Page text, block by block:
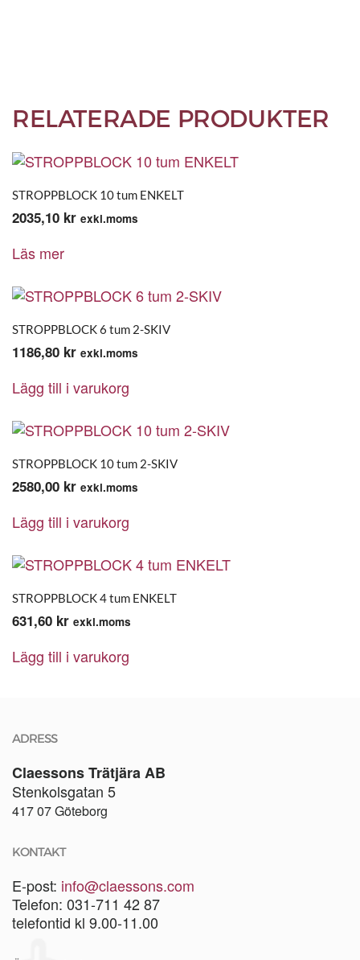
RELATERADE PRODUKTER
STROPPBLOCK 10 tum ENKELT
2035,10 kr exkl.moms
Läs mer
STROPPBLOCK 6 tum 2-SKIV
1186,80 kr exkl.moms
Lägg till i varukorg
STROPPBLOCK 10 tum 2-SKIV
2580,00 kr exkl.moms
Lägg till i varukorg
STROPPBLOCK 4 tum ENKELT
631,60 kr exkl.moms
Lägg till i varukorg
ADRESS
Claessons Trätjära AB
Stenkolsgatan 5
417 07 Göteborg
KONTAKT
E-post: info@claessons.com
Telefon: 031-711 42 87
telefontid kl 9.00-11.00